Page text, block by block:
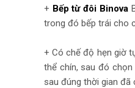
+ Bếp từ đôi Binova
trong đó bếp trái cho
+ Có chế độ hẹn giờ
thể chín, sau đó
sau đúng thời gian đã